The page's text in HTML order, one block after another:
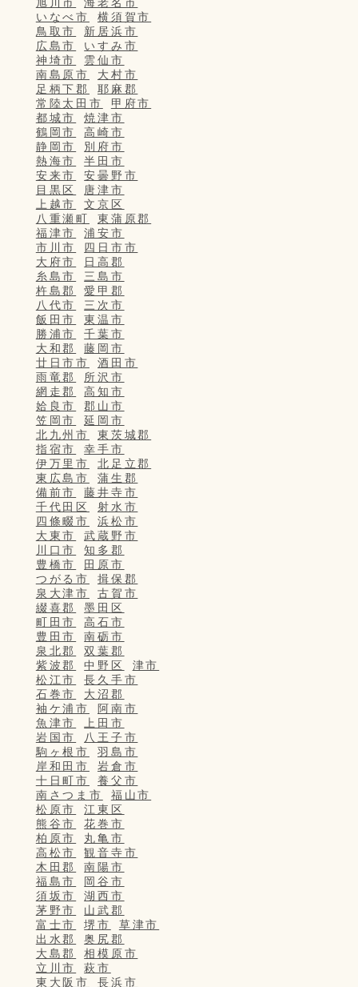
旭川市
海老名市
いなべ市
横須賀市
鳥取市
新居浜市
広島市
いすみ市
神埼市
雲仙市
南島原市
大村市
足柄下郡
耶麻郡
常陸太田市
甲府市
都城市
焼津市
鶴岡市
高崎市
静岡市
別府市
熱海市
半田市
安来市
安曇野市
目黒区
唐津市
上越市
文京区
八重瀬町
東蒲原郡
福津市
浦安市
市川市
四日市市
大府市
日高郡
糸島市
三島市
杵島郡
愛甲郡
八代市
三次市
飯田市
東温市
勝浦市
千葉市
大和郡
藤岡市
廿日市市
酒田市
雨竜郡
所沢市
網走郡
高知市
姶良市
郡山市
笠岡市
延岡市
北九州市
東茨城郡
指宿市
幸手市
伊万里市
北足立郡
東広島市
蒲生郡
備前市
藤井寺市
千代田区
射水市
四條畷市
浜松市
大東市
武蔵野市
川口市
知多郡
豊橋市
田原市
つがる市
揖保郡
泉大津市
古賀市
綴喜郡
墨田区
町田市
高石市
豊田市
南砺市
泉北郡
双葉郡
紫波郡
中野区
津市
松江市
長久手市
石巻市
大沼郡
袖ケ浦市
阿南市
魚津市
上田市
岩国市
八王子市
駒ヶ根市
羽島市
岸和田市
岩倉市
十日町市
養父市
南さつま市
福山市
松原市
江東区
熊谷市
花巻市
柏原市
丸亀市
高松市
観音寺市
木田郡
南陽市
福島市
岡谷市
須坂市
湖西市
茅野市
山武郡
富士市
堺市
草津市
出水郡
奥尻郡
大島郡
相模原市
立川市
萩市
東大阪市
長浜市